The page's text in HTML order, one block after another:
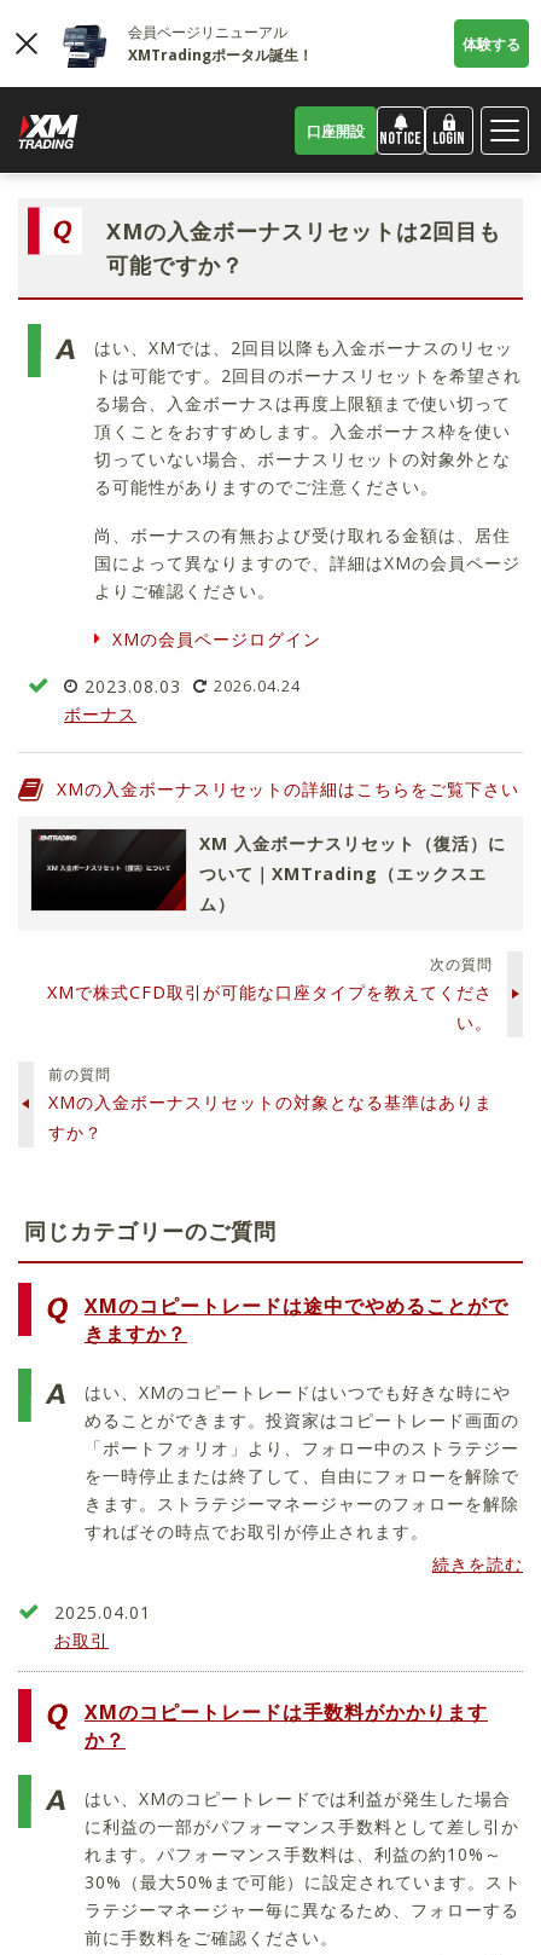
会員ページリニューアル
XMTradingポータル誕生！
体験する
口座開設 NOTICE LOGIN
XMの入金ボーナスリセットは2回目も
可能ですか？
はい、XMでは、2回目以降も入金ボーナスのリセッ
トは可能です。2回目のボーナスリセットを希望され
る場合、入金ボーナスは再度上限額まで使い切って
頂くことをおすすめします。入金ボーナス枠を使い
切っていない場合、ボーナスリセットの対象外とな
る可能性がありますのでご注意ください。
尚、ボーナスの有無および受け取れる金額は、居住
国によって異なりますので、詳細はXMの会員ページ
よりご確認ください。
XMの会員ページログイン
2023.08.03 2026.04.24
ボーナス
XMの入金ボーナスリセットの詳細はこちらをご覧下さい
XM 入金ボーナスリセット（復活）に
ついて｜XMTrading（エックスエ
ム）
前の質問
XMの入金ボーナスリセットの対象となる基準はありま
すか？
次の質問
XMで株式CFD取引が可能な口座タイプを教えてくださ
い。
同じカテゴリーのご質問
XMのコピートレードは途中でやめることがで
きますか？
はい、XMのコピートレードはいつでも好きな時にや
めることができます。投資家はコピートレード画面の
「ポートフォリオ」より、フォロー中のストラテジー
を一時停止または終了して、自由にフォローを解除で
きます。ストラテジーマネージャーのフォローを解除
すればその時点でお取引が停止されます。
続きを読む
2025.04.01
お取引
XMのコピートレードは手数料がかかります
か？
はい、XMのコピートレードでは利益が発生した場合
に利益の一部がパフォーマンス手数料として差し引か
れます。パフォーマンス手数料は、利益の約10%～
30%（最大50%まで可能）に設定されています。スト
ラテジーマネージャー毎に異なるため、フォローする
前に手数料をご確認ください。